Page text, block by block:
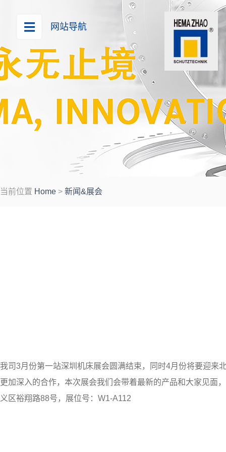
网站导航
当前位置 Home > 新闻&展会
我司3月份第一站深圳机床展会圆满结束，同时4月份将要迎来
更加深入的合作，本次展会我们会带着最新的产品和大家见面
义区裕翔路88号，展位号：W1-A112